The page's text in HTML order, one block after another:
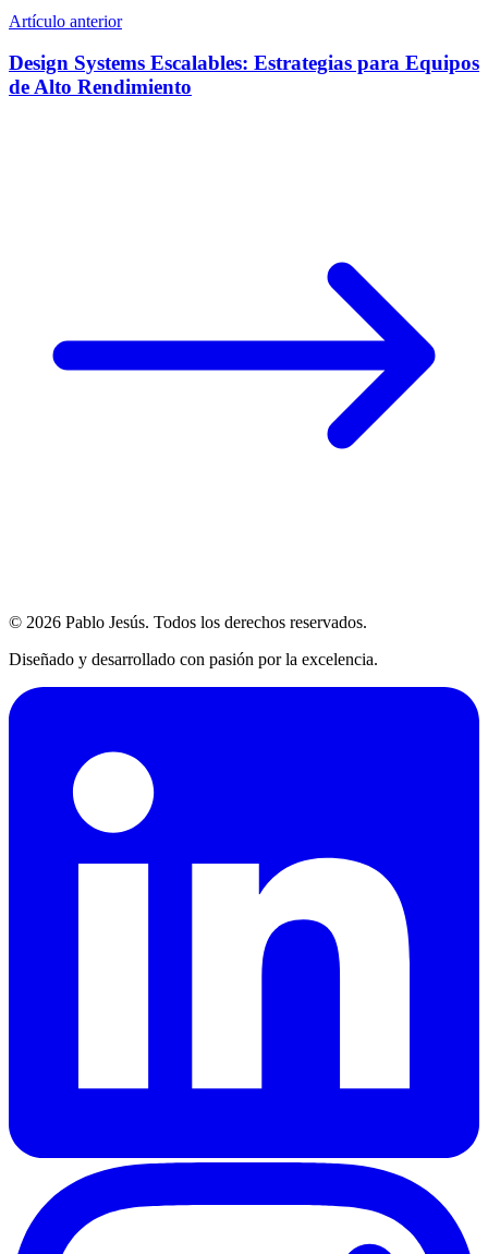
Artículo anterior
Design Systems Escalables: Estrategias para Equipos
de Alto Rendimiento
© 2026 Pablo Jesús. Todos los derechos reservados.
Diseñado y desarrollado con pasión por la excelencia.